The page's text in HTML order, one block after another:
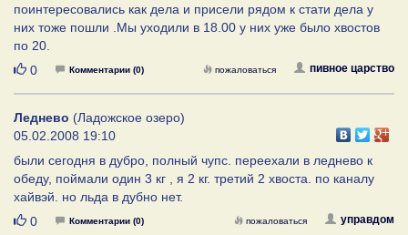
поинтересовались как дела и присели рядом к стати дела у
них тоже пошли .Мы уходили в 18.00 у них уже было хвостов
по 20.
Нравится
0 Комментарии (0) пивное царство
пожаловаться
Леднево (Ладожское озеро)
05.02.2008 19:10
были сегодня в дубро, полный чупс. переехали в леднево к
обеду, поймали один 3 кг , я 2 кг. третий 2 хвоста. по каналу
хайвэй. но льда в дубно нет.
Нравится
0 Комментарии (0) управдом
пожаловаться